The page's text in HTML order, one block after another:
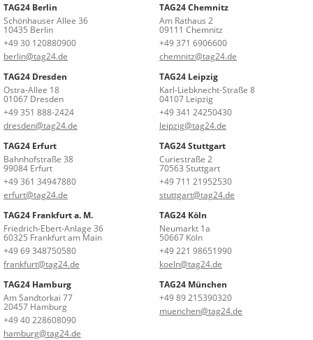
TAG24 Berlin
Schönhauser Allee 36
10435 Berlin
+49 30 120880900
berlin@tag24.de
TAG24 Chemnitz
Am Rathaus 2
09111 Chemnitz
+49 371 6906600
chemnitz@tag24.de
TAG24 Dresden
Ostra-Allee 18
01067 Dresden
+49 351 888-2424
dresden@tag24.de
TAG24 Leipzig
Karl-Liebknecht-Straße 8
04107 Leipzig
+49 341 24250430
leipzig@tag24.de
TAG24 Erfurt
Bahnhofstraße 38
99084 Erfurt
+49 361 34947880
erfurt@tag24.de
TAG24 Stuttgart
Curiestraße 2
70563 Stuttgart
+49 711 21952530
stuttgart@tag24.de
TAG24 Frankfurt a. M.
Friedrich-Ebert-Anlage 36
60325 Frankfurt am Main
+49 69 348750580
frankfurt@tag24.de
TAG24 Köln
Neumarkt 1a
50667 Köln
+49 221 98651990
koeln@tag24.de
TAG24 Hamburg
Am Sandtorkai 77
20457 Hamburg
+49 40 228608090
hamburg@tag24.de
TAG24 München
+49 89 215390320
muenchen@tag24.de